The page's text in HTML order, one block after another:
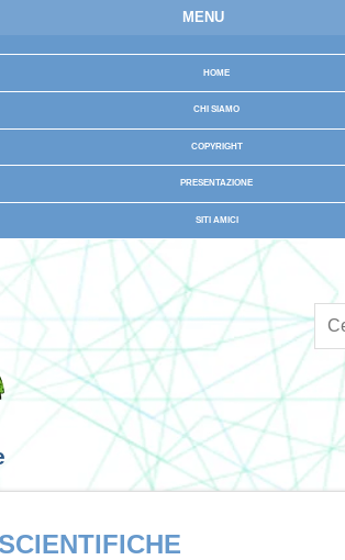
MENU
HOME
CHI SIAMO
COPYRIGHT
PRESENTAZIONE
SITI AMICI